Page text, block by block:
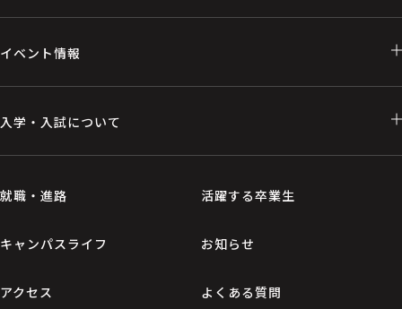
イベント情報
入学・入試について
就職・進路 活躍する卒業生
キャンパスライフ お知らせ
アクセス よくある質問